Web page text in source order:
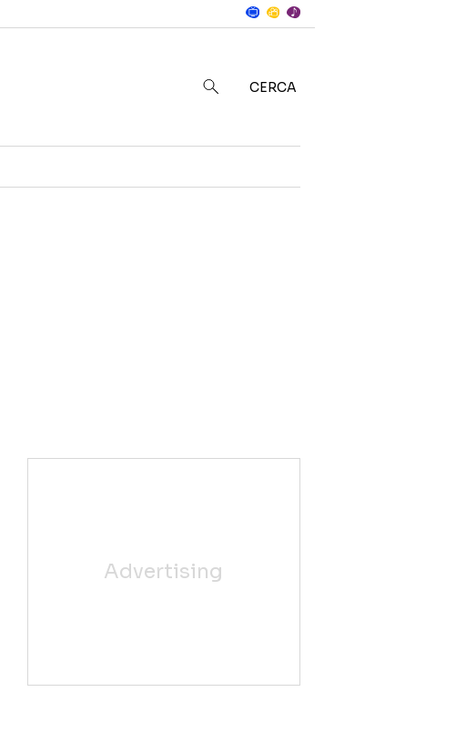
CERCA